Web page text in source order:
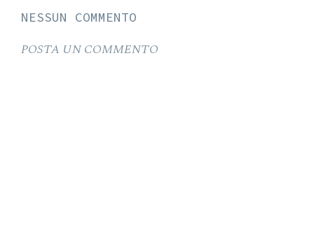
NESSUN COMMENTO
POSTA UN COMMENTO